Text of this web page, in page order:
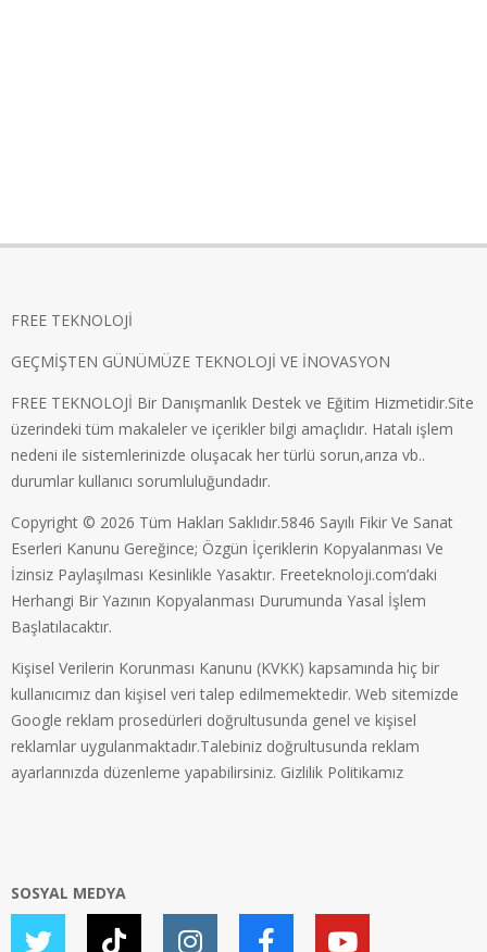
FREE TEKNOLOJİ
GEÇMİŞTEN GÜNÜMÜZE TEKNOLOJİ VE İNOVASYON
FREE TEKNOLOJİ Bir Danışmanlık Destek ve Eğitim Hizmetidir.Site
üzerindeki tüm makaleler ve içerikler bilgi amaçlıdır. Hatalı işlem
nedeni ile sistemlerinizde oluşacak her türlü sorun,arıza vb..
durumlar kullanıcı sorumluluğundadır.
Copyright © 2026 Tüm Hakları Saklıdır.5846 Sayılı Fikir Ve Sanat
Eserleri Kanunu Gereğince; Özgün İçeriklerin Kopyalanması Ve
İzinsiz Paylaşılması Kesinlikle Yasaktır. Freeteknoloji.com’daki
Herhangi Bir Yazının Kopyalanması Durumunda Yasal İşlem
Başlatılacaktır.
Kişisel Verilerin Korunması Kanunu (KVKK) kapsamında hiç bir
kullanıcımız dan kişisel veri talep edilmemektedir. Web sitemizde
Google reklam prosedürleri doğrultusunda genel ve kişisel
reklamlar uygulanmaktadır.Talebiniz doğrultusunda reklam
ayarlarınızda düzenleme yapabilirsiniz. Gizlilik Politikamız
SOSYAL MEDYA